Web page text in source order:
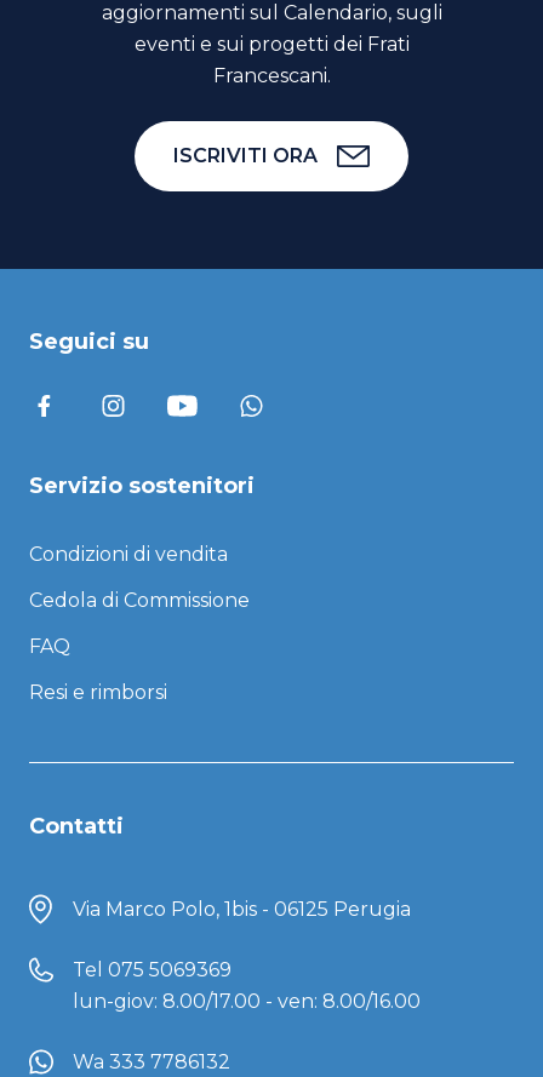
aggiornamenti sul Calendario, sugli
eventi e sui progetti dei Frati
Francescani.
ISCRIVITI ORA
Seguici su
Servizio sostenitori
Condizioni di vendita
Cedola di Commissione
FAQ
Resi e rimborsi
Contatti
Via Marco Polo, 1bis - 06125 Perugia
Tel 075 5069369
lun-giov: 8.00/17.00 - ven: 8.00/16.00
Wa 333 7786132